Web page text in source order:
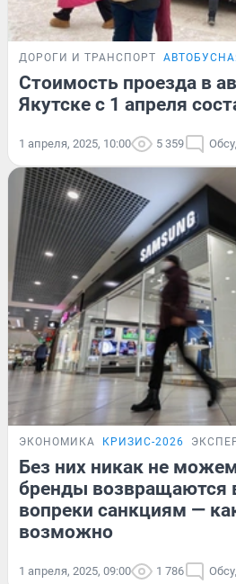
ДОРОГИ И ТРАНСПОРТ
Стоимость проезда в
Якутске с 1 апреля
1 апреля, 2025, 10:00 5 359
ЭКОНОМИКА КРИЗИС-2026
Без них никак не
бренды возвращаются
вопреки санкциям —
возможно
1 апреля, 2025, 09:00 1 786